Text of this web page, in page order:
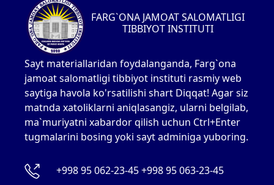
FARG`ONA JAMOAT SALOMATLIGI
TIBBIYOT INSTITUTI
Sayt materiallaridan foydalanganda, Farg`ona
jamoat salomatligi tibbiyot instituti rasmiy web
saytiga havola ko'rsatilishi shart Diqqat! Agar siz
matnda xatoliklarni aniqlasangiz, ularni belgilab,
ma`muriyatni xabardor qilish uchun Ctrl+Enter
tugmalarini bosing yoki sayt adminiga yuboring.
+998 95 062-23-45 +998 95 063-23-45